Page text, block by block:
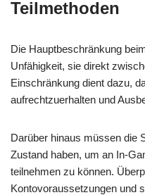
Teilmethoden
Die Hauptbeschränkung
Unfähigkeit, sie direkt
Einschränkung dient dazu,
aufrechtzuerhalten und
Darüber hinaus müssen die
Zustand haben, um an In-
teilnehmen zu können.
Kontovoraussetzungen und